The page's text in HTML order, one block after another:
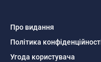
Про видання
Політика
Угода користувача